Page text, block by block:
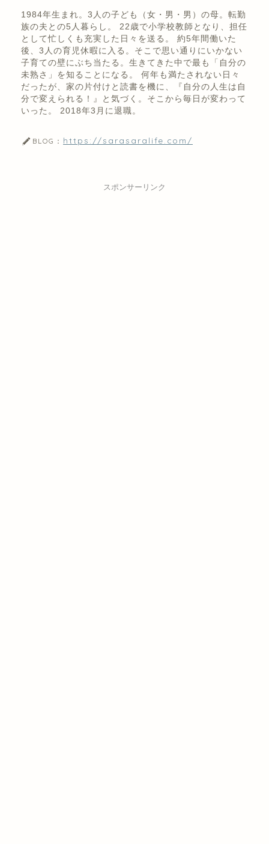
1984年生まれ。3人の子ども（女・男・男）の母。転勤
族の夫との5人暮らし。 22歳で小学校教師となり、担任
として忙しくも充実した日々を送る。 約5年間働いた
後、3人の育児休暇に入る。そこで思い通りにいかない
子育ての壁にぶち当たる。生きてきた中で最も「自分の
未熟さ」を知ることになる。 何年も満たされない日々
だったが、家の片付けと読書を機に、『自分の人生は自
分で変えられる！』と気づく。そこから毎日が変わって
いった。 2018年3月に退職。
BLOG： https://sarasaralife.com/
スポンサーリンク